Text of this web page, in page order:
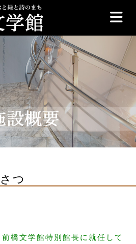
つ
前橋文学館特別館長に就任して